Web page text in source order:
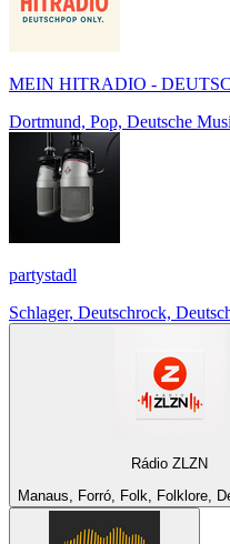
MEIN HITRADIO -
Dortmund, Pop, Deutsche
partystadl
Schlager, Deutschrock,
Rádio ZLZN
Manaus, Forró, Folk, Folklore,